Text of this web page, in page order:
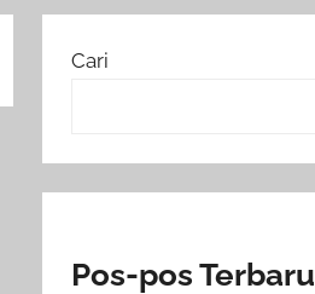
Cari
Pos-pos Terbaru